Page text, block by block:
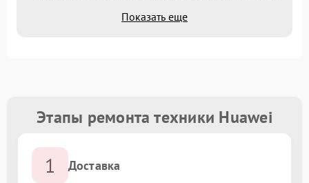
Показать еще
Этапы ремонта техники Huawei
1 Доставка